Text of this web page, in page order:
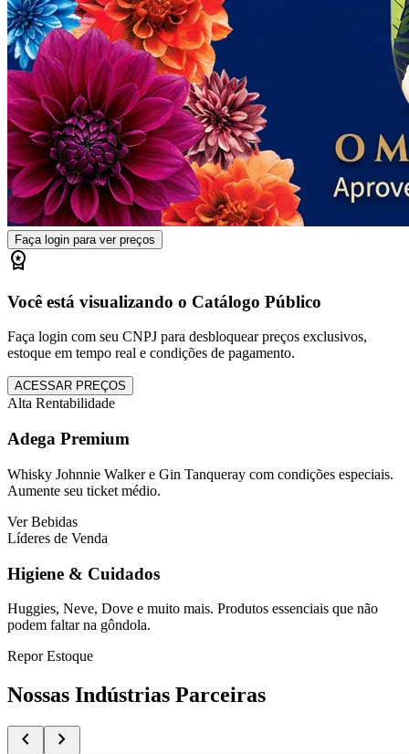
Faça login para ver preços
workspace_premium
Você está visualizando o Catálogo Público
Faça login com seu CNPJ para desbloquear preços exclusivos,
estoque em tempo real e condições de pagamento.
ACESSAR PREÇOS
Alta Rentabilidade
Adega Premium
Whisky Johnnie Walker e Gin Tanqueray com condições especiais.
Aumente seu ticket médio.
Ver Bebidas
Líderes de Venda
Higiene & Cuidados
Huggies, Neve, Dove e muito mais. Produtos essenciais que não
podem faltar na gôndola.
Repor Estoque
Nossas Indústrias Parceiras
chevron_left chevron_right